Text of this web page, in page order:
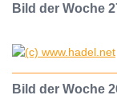
Bild der Woche
Bild der Woche